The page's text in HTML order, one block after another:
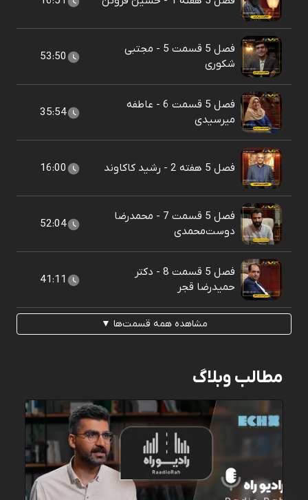
فصل 5 قسمت 5 - مجتبی
شکوری
53:50
فصل 5 قسمت 6 - عاطفه
میرسیدی
35:54
فصل 5 هفته 2 - رشید کاکاوند 16:00
فصل 5 قسمت 7 - محمدرضا
دوست‌محمدی
52:04
فصل 5 قسمت 8 - دکتر
حمیدرضا قجر
41:11
مشاهده همه قسمت‌ها ▼
مطالب وبلاگ